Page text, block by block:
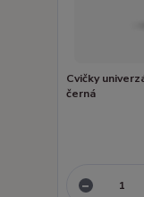
Cvičky
černá